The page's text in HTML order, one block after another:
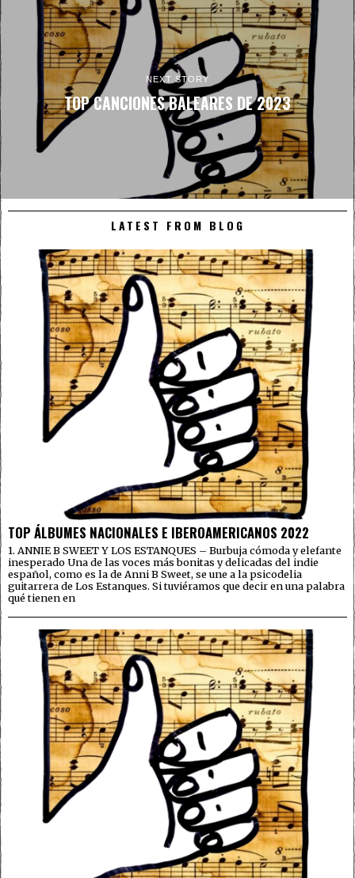
NEXT STORY
TOP CANCIONES BALEARES DE 2023
LATEST FROM BLOG
TOP ÁLBUMES NACIONALES E IBEROAMERICANOS 2022
1. ANNIE B SWEET Y LOS ESTANQUES – Burbuja cómoda y elefante
inesperado Una de las voces más bonitas y delicadas del indie
español, como es la de Anni B Sweet, se une a la psicodelia
guitarrera de Los Estanques. Si tuviéramos que decir en una palabra
qué tienen en